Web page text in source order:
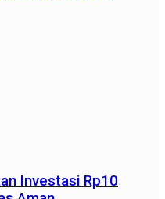
Investasi Rp10